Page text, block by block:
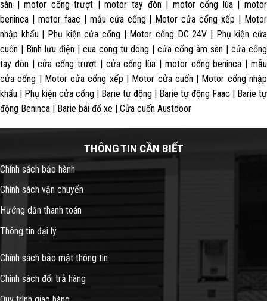
sàn | motor cổng trượt | motor tay đòn | motor cổng lùa | motor
beninca | motor faac | mẫu cửa cổng | Motor cửa cổng xếp | Motor
nhập khẩu | Phụ kiện cửa cổng | Motor cổng DC 24V | Phụ kiện cửa
cuốn | Bình lưu điện | cua cong tu dong | cửa cổng âm sàn | cửa cổng
tay đòn | cửa cổng trượt | cửa cổng lùa | motor cổng beninca | mẫu
cửa cổng | Motor cửa cổng xếp | Motor cửa cuốn | Motor cổng nhập
khẩu | Phụ kiện cửa cổng | Barie tự động | Barie tự động Faac | Barie tự
động Beninca | Barie bãi đổ xe | Cửa cuốn Austdoor
THÔNG TIN CẦN BIẾT
Chính sách bảo hành
Chính sách vận chuyển
Hướng dẫn thanh toán
Thông tin đại lý
Chính sách bảo mật thông tin
Chính sách đổi trả hàng